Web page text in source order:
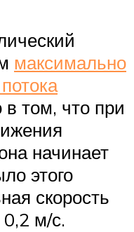
максимально
в том, что при
начинает
этого
скорость
м/с.